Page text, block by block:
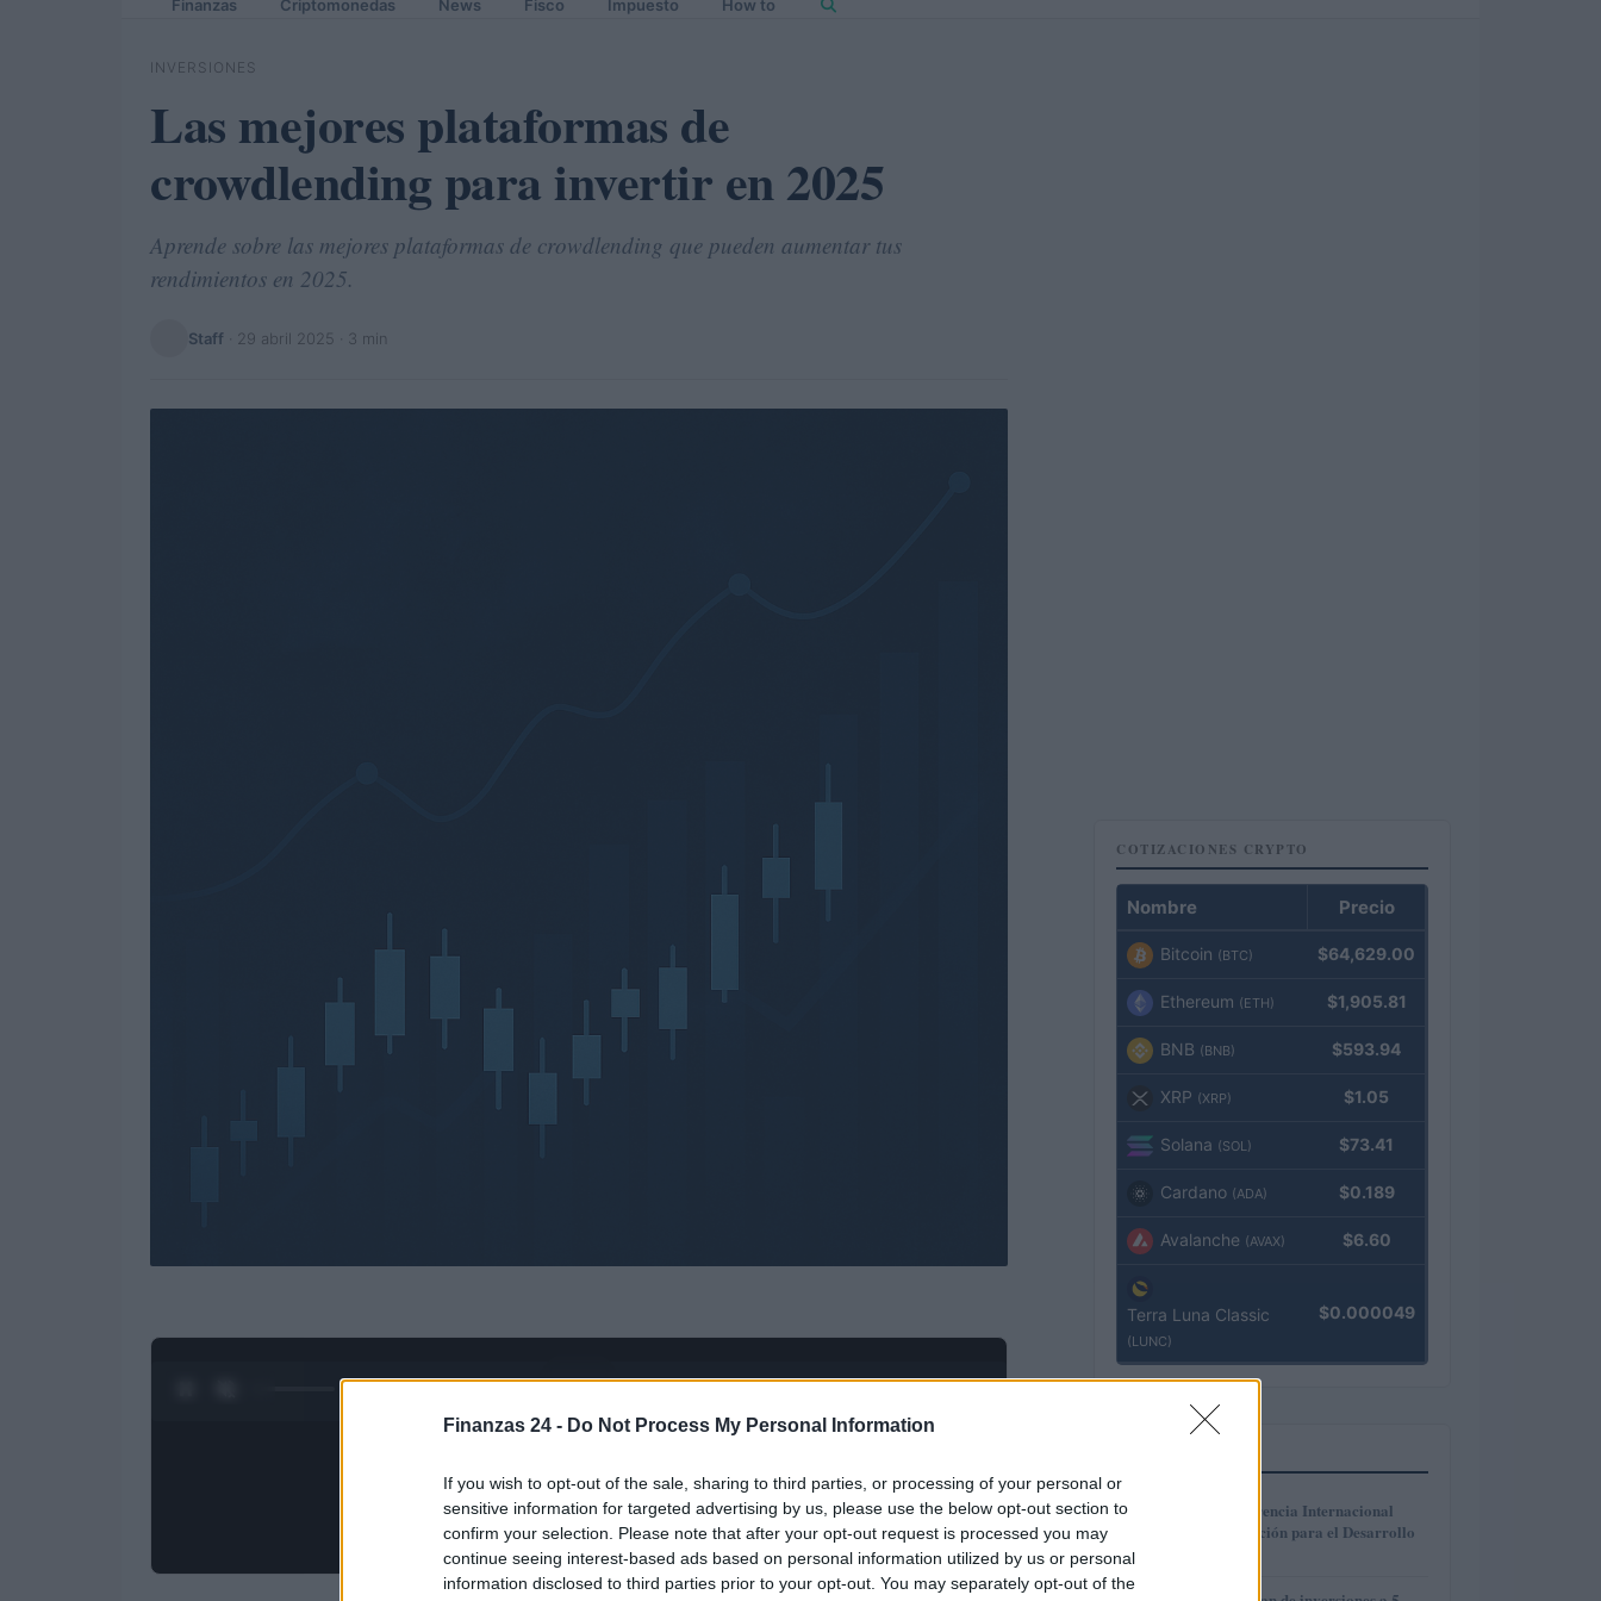
Finanzas 24 - Do Not Process My Personal Information
If you wish to opt-out of the sale, sharing to third parties, or processing of your personal or
sensitive information for targeted advertising by us, please use the below opt-out section to
confirm your selection. Please note that after your opt-out request is processed you may
continue seeing interest-based ads based on personal information utilized by us or personal
information disclosed to third parties prior to your opt-out. You may separately opt-out of the
Finanzas Criptomonedas News Fisco Impuesto How to
INVERSIONES
Las mejores plataformas de
crowdlending para invertir en 2025
Aprende sobre las mejores plataformas de crowdlending que pueden aumentar tus
rendimientos en 2025.
Staff 29 abril 2025 · 3 min
COTIZACIONES CRYPTO
Nombre Precio
Bitcoin (BTC) $64,629.00
Ethereum (ETH) $1,905.81
BNB (BNB) $593.94
XRP (XRP) $1.05
Solana (SOL) $73.41
Cardano (ADA) $0.189
Avalanche (AVAX) $6.60
Terra Luna Classic
(LUNC)
$0.000049
1
La Cuarta Conferencia Internacional
sobre la Financiación para el Desarrollo